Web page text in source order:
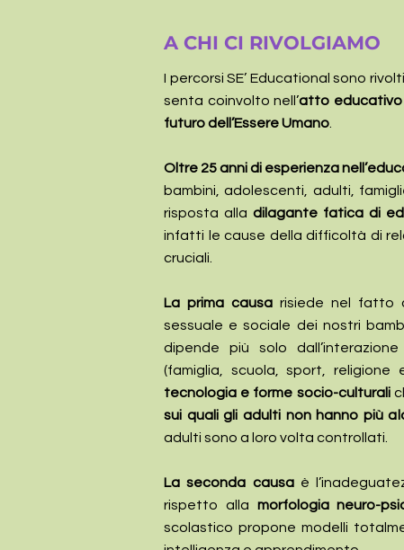
A CHI CI RIVOLGIAMO
I percorsi SE’ Educational sono
senta coinvolto nell’atto educativo
futuro dell’Essere Umano
Oltre 25 anni di esperienza
bambini, adolescenti, adulti,
risposta alla dilagante fatica di
infatti le cause della difficoltà di
cruciali.
La prima causa risiede nel fatto
sessuale e sociale dei nostri
dipende più solo
(famiglia, scuola, sport,
tecnologia e forme socio-culturali
sui quali gli adulti non hanno più
adulti sono a loro volta controllati.
La seconda causaè
rispetto alla morfologia neuro-
scolastico propone modelli